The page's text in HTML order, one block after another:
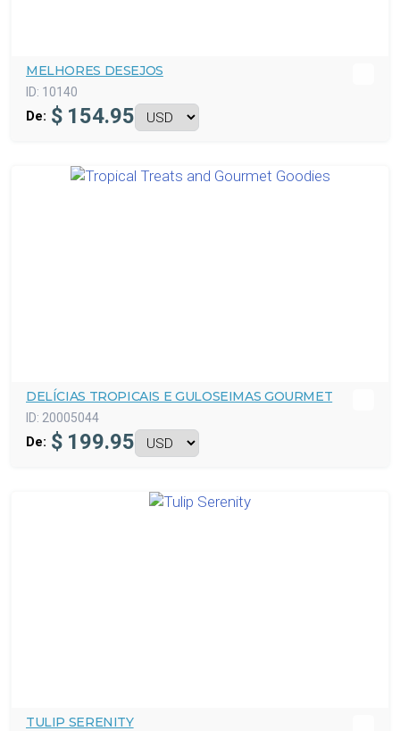
MELHORES DESEJOS
ID: 10140
De: $ 154.95
DELÍCIAS TROPICAIS E GULOSEIMAS GOURMET
ID: 20005044
De: $ 199.95
TULIP SERENITY